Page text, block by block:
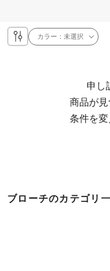
カラー：未選択
申し
条件を
ブローチのカテゴリ